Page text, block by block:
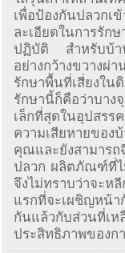
เพื่อป้องกันปลวกเ
ละเอียดในการรัก
ปฏิบัติ สำหรับบ้าน
อย่างกว้างขวางผ่
รักษาพื้นที่เสี่ยงใ
รักษานี้ก็คือว่าบาง
เล็กที่สุดในอุปสรร
ความเสียหายขอ
คุณและยังสามาร
ปลวก ผลิตภัณฑ์ที่ไ
จึงไม่ทราบว่าจะ
แรกที่จะเผชิญหน้
กันแล้วกับส่วนที่เห
ประสิทธิภาพของ